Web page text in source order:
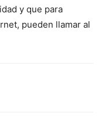
y que para
pueden llamar al